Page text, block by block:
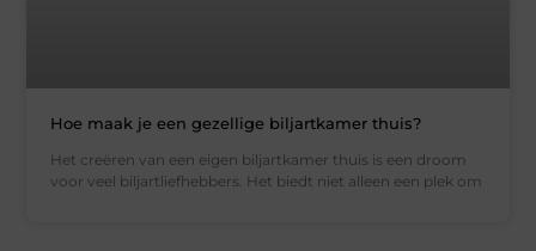
Hoe maak je een gezellige biljartkamer thuis?
Het creëren van een eigen biljartkamer thuis is een droom
voor veel biljartliefhebbers. Het biedt niet alleen een plek om